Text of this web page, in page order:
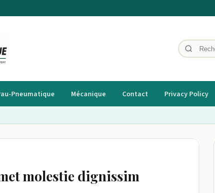
Pneumatique Mécanique Contact Privacy Policy
molestie dignissim